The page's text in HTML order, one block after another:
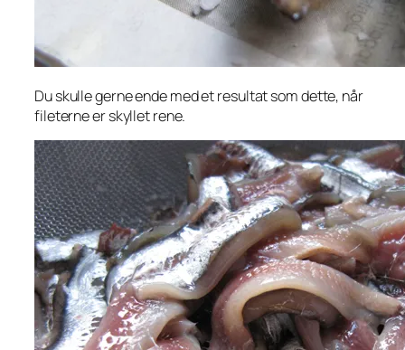
Du skulle gerne ende med et resultat som dette, når
fileterne er skyllet rene.